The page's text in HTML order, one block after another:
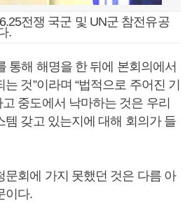
전쟁 국군 및 UN군 참전유공
.
통해 해명을 한 뒤에 본회의에서
것”이라며 “법적으로 주어진 기
중도에서 낙마하는 것은 우리
템 갖고 있는지에 대해 회의가 들
문회에 가지 못했던 것은 다름 아
이다.